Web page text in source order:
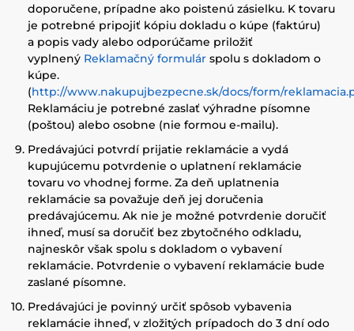
doporučene, prípadne ako poistenú zásielku. K tovaru
je potrebné pripojiť kópiu dokladu o kúpe (faktúru)
a popis vady alebo odporúčame priložiť
vyplnený Reklamačný formulár spolu s dokladom o
kúpe.
(http://www.nakupujbezpecne.sk/docs/form/
Reklamáciu je potrebné zaslať výhradne písomne
(poštou) alebo osobne (nie formou e-mailu).
Predávajúci potvrdí prijatie reklamácie a vydá
kupujúcemu potvrdenie o uplatnení reklamácie
tovaru vo vhodnej forme. Za deň uplatnenia
reklamácie sa považuje deň jej doručenia
predávajúcemu. Ak nie je možné potvrdenie doručiť
ihneď, musí sa doručiť bez zbytočného odkladu,
najneskôr však spolu s dokladom o vybavení
reklamácie. Potvrdenie o vybavení reklamácie bude
zaslané písomne.
Predávajúci je povinný určiť spôsob vybavenia
reklamácie ihneď, v zložitých prípadoch do 3 dní odo